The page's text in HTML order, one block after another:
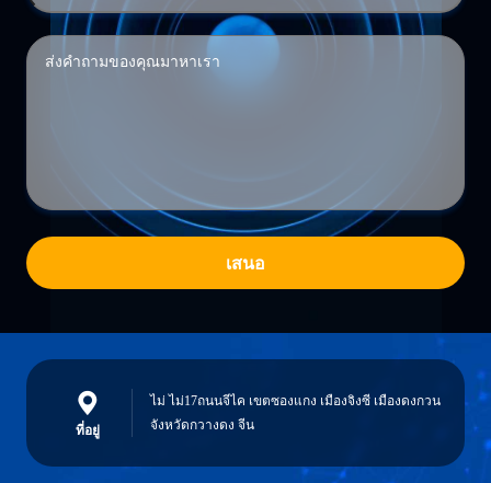
เสนอ
ที่อยู่
ไม่ ไม่17ถนนจีไค เขตซองแกง เมืองจิงซี เมืองดงกวน
จังหวัดกวางดง จีน